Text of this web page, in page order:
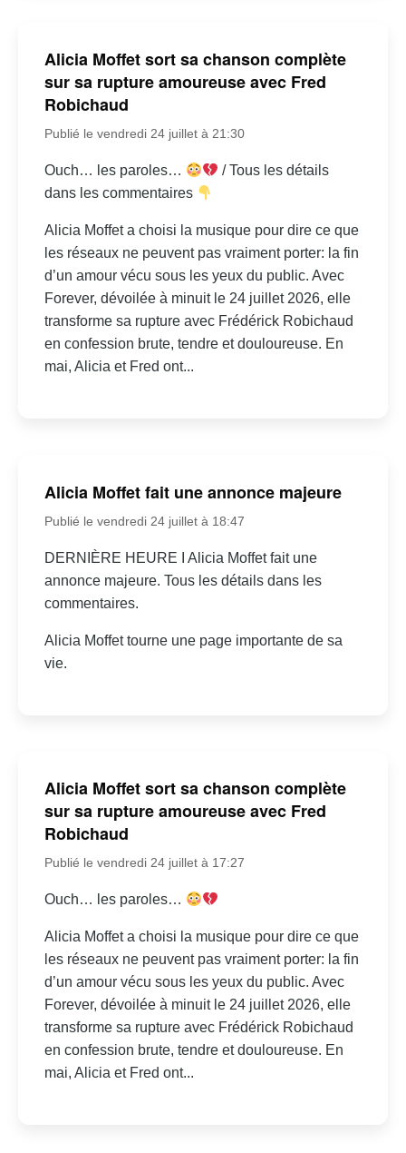
Alicia Moffet sort sa chanson complète
sur sa rupture amoureuse avec Fred
Robichaud
Publié le vendredi 24 juillet à 21:30
Ouch… les paroles…
/ Tous les détails
dans les commentaires
Alicia Moffet a choisi la musique pour dire ce que
les réseaux ne peuvent pas vraiment porter: la fin
d’un amour vécu sous les yeux du public. Avec
Forever, dévoilée à minuit le 24 juillet 2026, elle
transforme sa rupture avec Frédérick Robichaud
en confession brute, tendre et douloureuse. En
mai, Alicia et Fred ont...
Alicia Moffet fait une annonce majeure
Publié le vendredi 24 juillet à 18:47
DERNIÈRE HEURE I Alicia Moffet fait une
annonce majeure. Tous les détails dans les
commentaires.
Alicia Moffet tourne une page importante de sa
vie.
Alicia Moffet sort sa chanson complète
sur sa rupture amoureuse avec Fred
Robichaud
Publié le vendredi 24 juillet à 17:27
Ouch… les paroles…
Alicia Moffet a choisi la musique pour dire ce que
les réseaux ne peuvent pas vraiment porter: la fin
d’un amour vécu sous les yeux du public. Avec
Forever, dévoilée à minuit le 24 juillet 2026, elle
transforme sa rupture avec Frédérick Robichaud
en confession brute, tendre et douloureuse. En
mai, Alicia et Fred ont...